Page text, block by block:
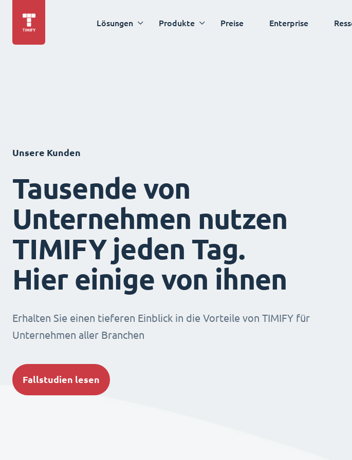
Lösungen Produkte Preise Enterprise
Unsere Kunden
Tausende von
Unternehmen nutzen
TIMIFY jeden Tag.
Hier einige von ihnen
Erhalten Sie einen tieferen Einblick in die Vorteile von TIMIFY für
Unternehmen aller Branchen
Fallstudien lesen